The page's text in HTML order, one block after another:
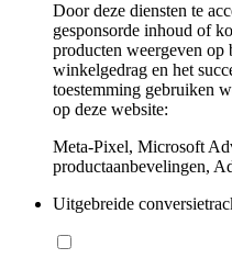
Door deze diensten te
gesponsorde inhoud of
producten weergeven op
winkelgedrag en het
toestemming gebruiken
op deze website:
Meta-Pixel, Microsoft
productaanbevelingen,
Uitgebreide